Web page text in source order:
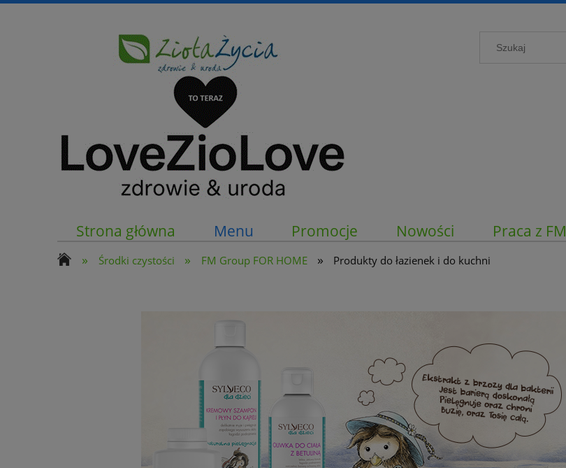
Strona główna Menu Promocje Nowości Praca z FM
Kontakt z nami
» Środki czystości » FM Group FOR HOME » Produkty do łazienek i do kuchni